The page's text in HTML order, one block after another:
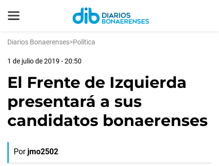
Diarios Bonaerenses>Política
1 de julio de 2019 - 20:50
El Frente de Izquierda
presentará a sus
candidatos bonaerenses
Por jmo2502